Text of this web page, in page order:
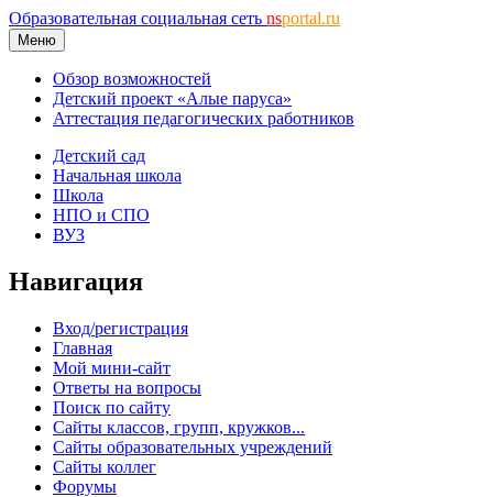
Образовательная социальная сеть nsportal.ru
Меню
Обзор возможностей
Детский проект «Алые паруса»
Аттестация педагогических работников
Детский сад
Начальная школа
Школа
НПО и СПО
ВУЗ
Навигация
Вход/регистрация
Главная
Мой мини-сайт
Ответы на вопросы
Поиск по сайту
Сайты классов, групп, кружков...
Сайты образовательных учреждений
Сайты коллег
Форумы